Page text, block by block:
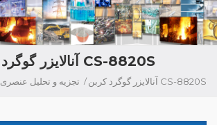
آنالایزر گوگرد کربن CS-8820S
تجزیه و تحلیل عنصری / آنالایزر گوگرد کربن CS-8820S